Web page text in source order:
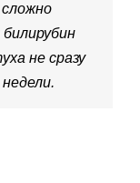
не сразу